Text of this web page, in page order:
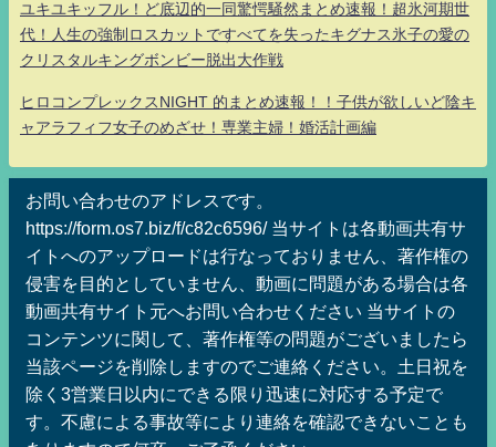
ユキユキッフル！ど底辺的一同驚愕騒然まとめ速報！超氷河期世
代！人生の強制ロスカットですべてを失ったキグナス氷子の愛の
クリスタルキングボンビー脱出大作戦
ヒロコンプレックスNIGHT 的まとめ速報！！子供が欲しいど陰キ
ャアラフィフ女子のめざせ！専業主婦！婚活計画編
お問い合わせのアドレスです。
https://form.os7.biz/f/c82c6596/ 当サイトは各動画共有サ
イトへのアップロードは行なっておりません、著作権の
侵害を目的としていません、動画に問題がある場合は各
動画共有サイト元へお問い合わせください 当サイトの
コンテンツに関して、著作権等の問題がございましたら
当該ページを削除しますのでご連絡ください。土日祝を
除く3営業日以内にできる限り迅速に対応する予定で
す。不慮による事故等により連絡を確認できないことも